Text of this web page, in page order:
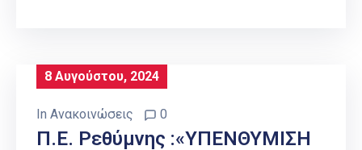
8 Αυγούστου, 2024
In Ανακοινώσεις 0
Π.Ε. Ρεθύμνης :«ΥΠΕΝΘΥΜΙΣΗ